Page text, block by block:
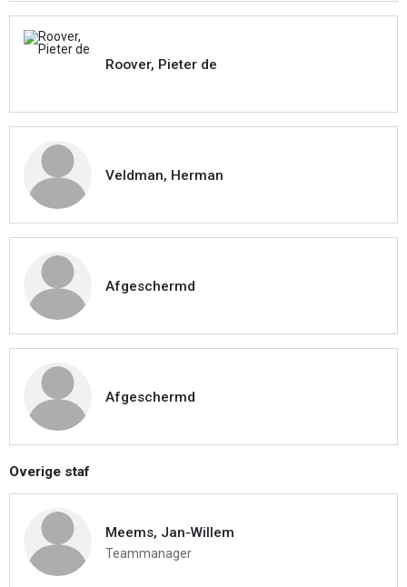
Roover, Pieter de
Veldman, Herman
Afgeschermd
Afgeschermd
Overige staf
Meems, Jan-Willem
Teammanager